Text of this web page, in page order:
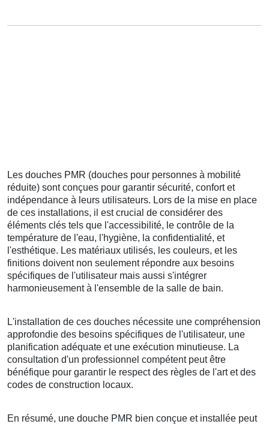
Les douches PMR (douches pour personnes à mobilité
réduite) sont conçues pour garantir sécurité, confort et
indépendance à leurs utilisateurs. Lors de la mise en place
de ces installations, il est crucial de considérer des
éléments clés tels que l'accessibilité, le contrôle de la
température de l'eau, l'hygiène, la confidentialité, et
l'esthétique. Les matériaux utilisés, les couleurs, et les
finitions doivent non seulement répondre aux besoins
spécifiques de l'utilisateur mais aussi s'intégrer
harmonieusement à l'ensemble de la salle de bain.
L'installation de ces douches nécessite une compréhension
approfondie des besoins spécifiques de l'utilisateur, une
planification adéquate et une exécution minutieuse. La
consultation d'un professionnel compétent peut être
bénéfique pour garantir le respect des règles de l'art et des
codes de construction locaux.
En résumé, une douche PMR bien conçue et installée peut